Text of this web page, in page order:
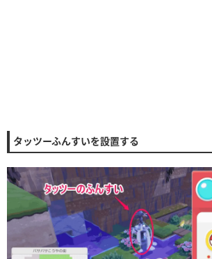
タッツーふんすいを設置する